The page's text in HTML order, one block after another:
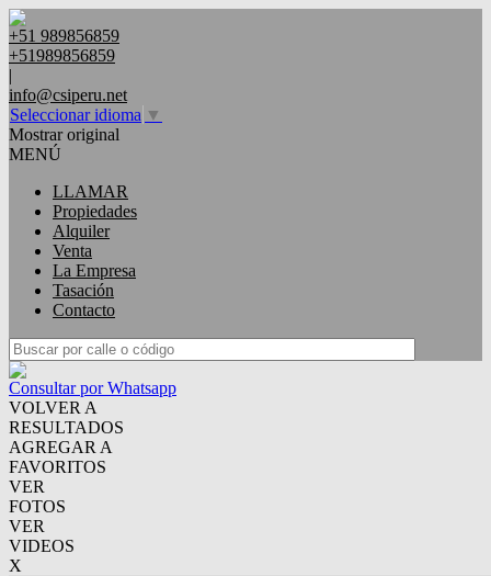
+51 989856859
+51989856859
|
info@csiperu.net
Seleccionar idioma ▼
Mostrar original
MENÚ
LLAMAR
Propiedades
Alquiler
Venta
La Empresa
Tasación
Contacto
Consultar por Whatsapp
VOLVER A
RESULTADOS
AGREGAR A
FAVORITOS
VER
FOTOS
VER
VIDEOS
X